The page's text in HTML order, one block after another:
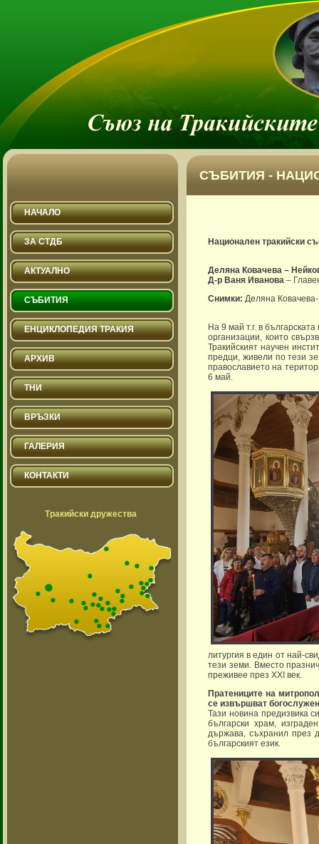
СЪБИТИЯ -
НАЧАЛО
ЗА СТДБ
АКТУАЛНО
СЪБИТИЯ
ЕНЦИКЛОПЕДИЯ ТРАКИЯ
АРХИВ
ТНИ
ВРЪЗКИ
ГАЛЕРИЯ
КОНТАКТИ
Тракийски дружества
Национален тракийски
Деляна Ковачева –
Д-р Ваня Иванова –
Снимки: Деляна
На 9 май т.г. в
организации, които
Тракийският научен
предци, живели по тези
православието на
6 май.
литургия в един от най-
тези земи. Вместо
преживее през XXI век.
Пратениците на
се извършват
Тази новина предизвика
български храм,
държава, съхранил през
българският език.